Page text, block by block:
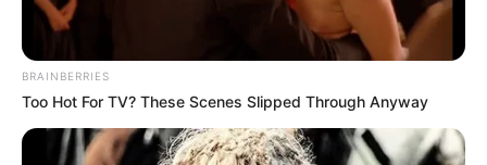
BRAINBERRIES
Too Hot For TV? These Scenes Slipped Through Anyway